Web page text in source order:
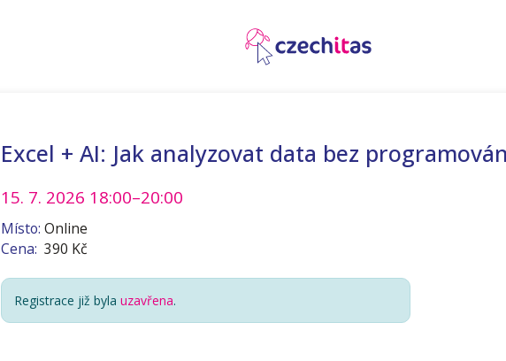
Excel + AI: Jak analyzovat data bez
15. 7. 2026 18:00–20:00
Místo: Online
Cena: 390 Kč
Registrace již byla uzavřena.